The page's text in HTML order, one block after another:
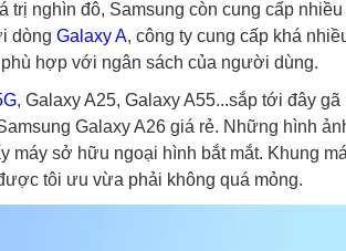
trị nghìn đô, Samsung còn cung cấp
dòng Galaxy A, công ty cung cấp khá
hợp với ngân sách của người dùng.
, Galaxy A25, Galaxy A55...sắp tới đây gã
Galaxy A26 giá rẻ. Những hình
máy sở hữu ngoại hình bắt mắt. Khung
tôi ưu vừa phải không quá mỏng.